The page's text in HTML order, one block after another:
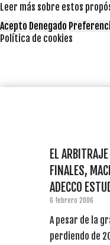
Leer más sobre estos
Acepto Denegado
Política de cookies
EL
FINALES,
ADECCO
6 febrero 2006
A pesar de la
perdiendo de